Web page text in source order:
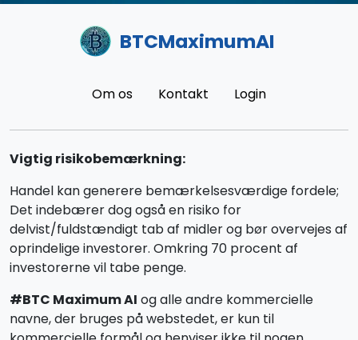
BTCMaximumAI
Om os Kontakt Login
Vigtig risikobemærkning:
Handel kan generere bemærkelsesværdige fordele;
Det indebærer dog også en risiko for
delvist/fuldstændigt tab af midler og bør overvejes af
oprindelige investorer. Omkring 70 procent af
investorerne vil tabe penge.
#BTC Maximum AI og alle andre kommercielle
navne, der bruges på webstedet, er kun til